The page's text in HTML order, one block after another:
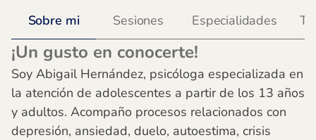
Sobre mi Sesiones Especialidades
¡Un gusto en conocerte!
Soy Abigail Hernández, psicóloga especializada en
la atención de adolescentes a partir de los 13 años
y adultos. Acompaño procesos relacionados con
depresión, ansiedad, duelo, autoestima, crisis